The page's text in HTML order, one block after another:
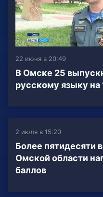
22 июня в 20:49
В Омске 25
русскому языку на
2 июля в 15:20
Более пятидесяти
Омской области
баллов